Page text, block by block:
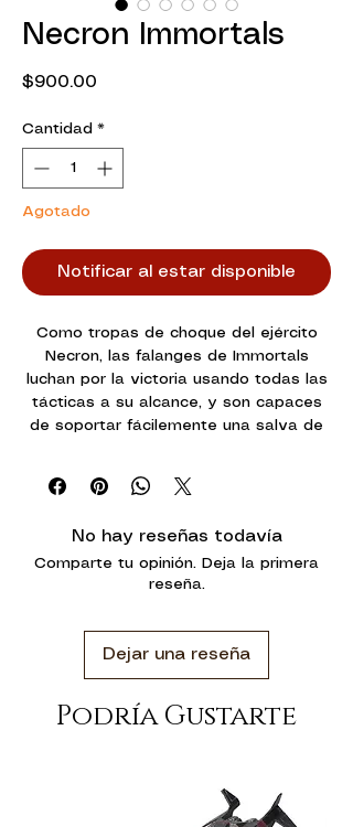
Necron Immortals
$900.00
Cantidad *
Agotado
Notificar al estar disponible
Como tropas de choque del ejército
Necron, las falanges de Immortals
luchan por la victoria usando todas las
tácticas a su alcance, y son capaces
de soportar fácilemente una salva de
Los Necron Immortals poseen la clásica
espeluznante y típica de su raza. Sus
largas extremidades tienen pernos en
las articulaciones, su cuerpo tiene un
hombros van protegidos por un collarín
blindado. Lucen sutiles iconos Necrons
en el esternón. Puedes equipar a tus
Immortals con los devastadores
blásteres gauss o con carabinas tesla.
multicomponente de plástico contiene
80 piezas, dos hojas de calcomanías
No hay reseñas todavía
Comparte tu opinión. Deja la primera
reseña.
Dejar una reseña
Podría Gustarte